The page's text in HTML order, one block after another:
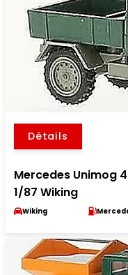
Détails
Mercedes Unimog
1/87 Wiking
Wiking